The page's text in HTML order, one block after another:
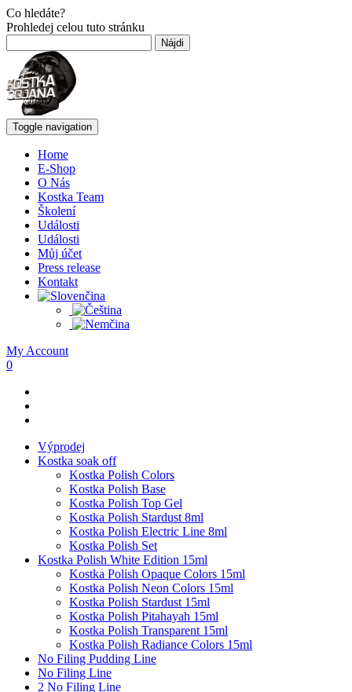
Co hledáte?
Prohledej celou tuto stránku
Toggle navigation
Home
E-Shop
O Nás
Kostka Team
Školení
Události
Události
Můj účet
Press release
Kontakt
My Account
0
Výprodej
Kostka soak off
Kostka Polish Colors
Kostka Polish Base
Kostka Polish Top Gel
Kostka Polish Stardust 8ml
Kostka Polish Electric Line 8ml
Kostka Polish Set
Kostka Polish White Edition 15ml
Kostka Polish Opaque Colors 15ml
Kostka Polish Neon Colors 15ml
Kostka Polish Stardust 15ml
Kostka Polish Pitahayah 15ml
Kostka Polish Transparent 15ml
Kostka Polish Radiance Colors 15ml
No Filing Pudding Line
No Filing Line
2 No Filing Line